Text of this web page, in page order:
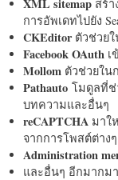
XML sitemap สร้
การอัพเดทไปยัง
CKEditorตัวช่วยใ
Facebook OAuth เ
Mollom ตัวช่วยใน
Pathauto โมดูลที่ช่
บทความและอื่นๆ
reCAPTCHA มาใ
จากการโพสต์ต่าง
Administration
และอื่นๆ อีกมากม